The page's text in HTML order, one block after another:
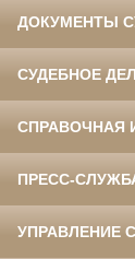
ДОКУМЕНТЫ
СУДЕБНОЕ
СПРАВОЧНАЯ
ПРЕСС-
УПРАВЛЕНИЕ